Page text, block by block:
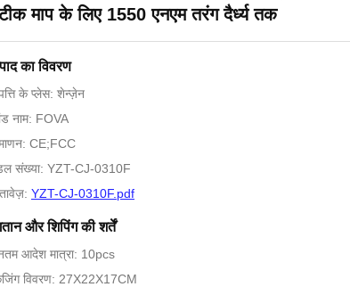
माप के लिए 1550 एनएम तरंग दैर्ध्य तक
का विवरण
के प्लेस: शेन्ज़ेन
नाम: FOVA
CE;FCC
संख्या: YZT-CJ-0310F
YZT-CJ-0310F.pdf
और शिपिंग की शर्तें
आदेश मात्रा: 10pcs
विवरण: 27X22X17CM